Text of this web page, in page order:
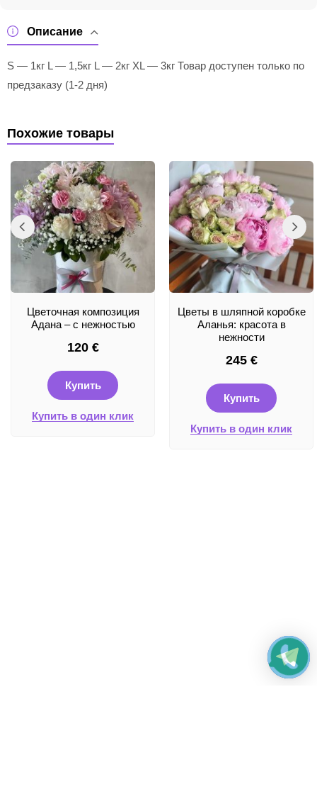
Описание
S — 1кг L — 1,5кг L — 2кг XL — 3кг Товар доступен только по
предзаказу (1-2 дня)
Похожие товары
Цветочная композиция
Адана – с нежностью
120 €
Купить
Купить в один клик
Цветы в шляпной коробке
Аланья: красота в
нежности
245 €
Купить
Купить в один клик